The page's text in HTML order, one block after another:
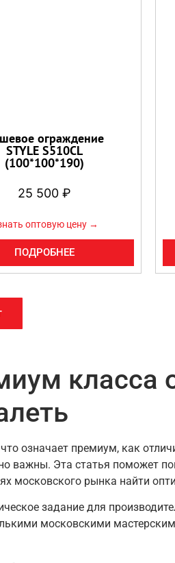
ограждение
STYLE S510CL
(100*100*190)
25 500₽
оптовую цену →
ПОДРОБНЕЕ
класса
означает премиум, как
важны. Эта статья поможет
московского рынка найти
задание для
московскими